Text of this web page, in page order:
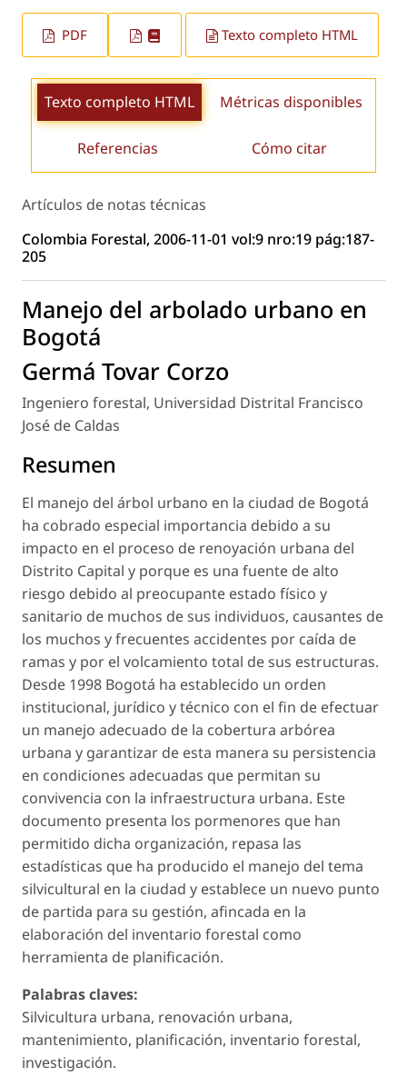
PDF Texto completo HTML
Texto completo HTML Métricas disponibles
Referencias Cómo citar
Artículos de notas técnicas
Colombia Forestal, 2006-11-01 vol:9 nro:19 pág:187-
205
Manejo del arbolado urbano en
Bogotá
Germá Tovar Corzo
Ingeniero forestal, Universidad Distrital Francisco
José de Caldas
Resumen
El manejo del árbol urbano en la ciudad de Bogotá
ha cobrado especial importancia debido a su
impacto en el proceso de renoyación urbana del
Distrito Capital y porque es una fuente de alto
riesgo debido al preocupante estado físico y
sanitario de muchos de sus individuos, causantes de
los muchos y frecuentes accidentes por caída de
ramas y por el volcamiento total de sus estructuras.
Desde 1998 Bogotá ha establecido un orden
institucional, jurídico y técnico con el fin de efectuar
un manejo adecuado de la cobertura arbórea
urbana y garantizar de esta manera su persistencia
en condiciones adecuadas que permitan su
convivencia con la infraestructura urbana. Este
documento presenta los pormenores que han
permitido dicha organización, repasa las
estadísticas que ha producido el manejo del tema
silvicultural en la ciudad y establece un nuevo punto
de partida para su gestión, afincada en la
elaboración del inventario forestal como
herramienta de planificación.
Palabras claves:
Silvicultura urbana, renovación urbana,
mantenimiento, planificación, inventario forestal,
investigación.